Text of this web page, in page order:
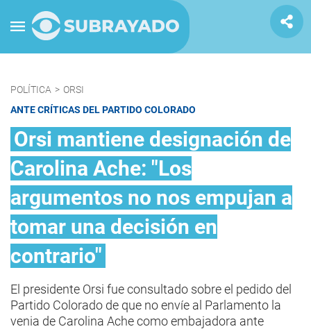
POLÍTICA > ORSI
ANTE CRÍTICAS DEL PARTIDO COLORADO
Orsi mantiene designación de
Carolina Ache: "Los
argumentos no nos empujan a
tomar una decisión en
contrario"
El presidente Orsi fue consultado sobre el pedido del
Partido Colorado de que no envíe al Parlamento la
venia de Carolina Ache como embajadora ante